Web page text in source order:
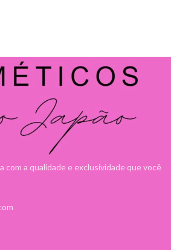
com a qualidade e exclusividade que você